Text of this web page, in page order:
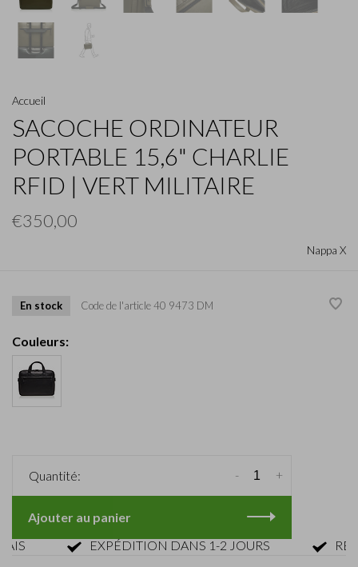
Accueil
SACOCHE ORDINATEUR
PORTABLE 15,6" CHARLIE
RFID | VERT MILITAIRE
€350,00
Nappa X
En stock Code de l'article40 9473 DM
Couleurs:
Quantité: +
-
Ajouter au panier
EXPÉDITION DANS 1-2 JOURS